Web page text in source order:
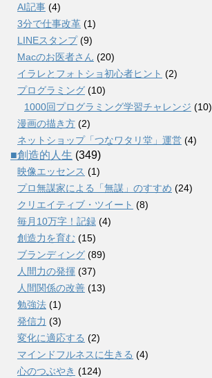
AI記事 (4)
3分で仕事改革 (1)
LINEスタンプ(9)
Macのお医者さん (20)
イラレとフォトショ初心者ヒント (2)
プログラミング (10)
1000回プログラミング学習チャレンジ (10)
漫画の描き方 (2)
ネットショップ「つなワタリ堂」運営 (4)
■創造的人生 (349)
映像エッセンス (1)
プロ無謀家による「無謀」のすすめ (24)
クリエイティブ・ツイート (8)
毎月10万字！記録 (4)
創造力を育む (15)
ブランディング (89)
人間力の発揮 (37)
人間関係の改善 (13)
勉強法 (1)
発信力 (3)
変化に適応する (2)
マインドフルネスに生きる (4)
心のつぶやき (124)